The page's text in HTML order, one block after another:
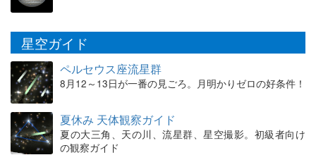
星空ガイド
ペルセウス座流星群
8月12～13日が一番の見ごろ。月明かりゼロの好条件！
夏休み 天体観察ガイド
夏の大三角、天の川、流星群、星空撮影。初級者向け
の観察ガイド